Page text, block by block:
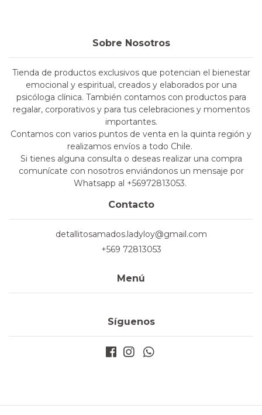
Sobre Nosotros
Tienda de productos exclusivos que potencian el bienestar
emocional y espiritual, creados y elaborados por una
psicóloga clínica. También contamos con productos para
regalar, corporativos y para tus celebraciones y momentos
importantes.
Contamos con varios puntos de venta en la quinta región y
realizamos envíos a todo Chile.
Si tienes alguna consulta o deseas realizar una compra
comunícate con nosotros enviándonos un mensaje por
Whatsapp al +56972813053.
Contacto
detallitosamados.ladyloy@gmail.com
+569 72813053
Menú
Síguenos